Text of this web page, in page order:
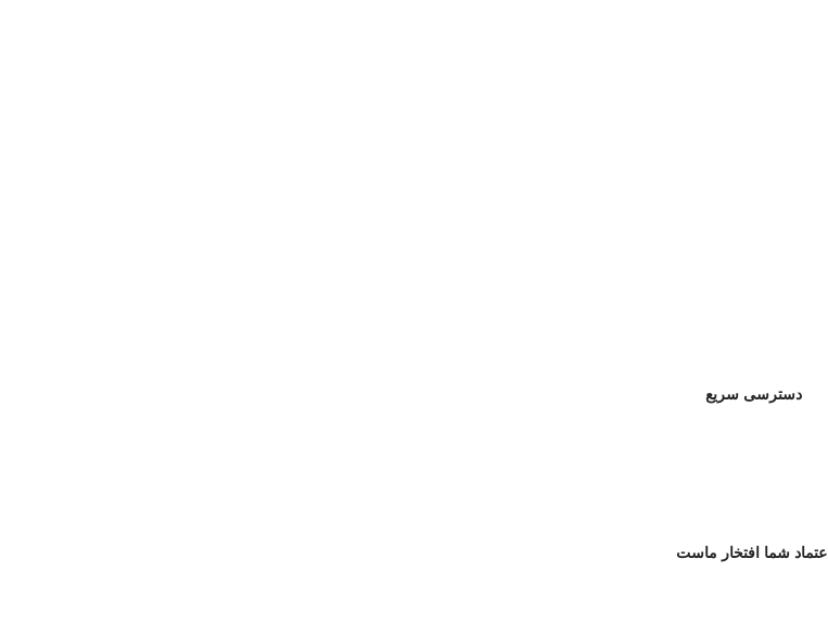
دسترسی سریع
اعتماد شما افتخار ماست